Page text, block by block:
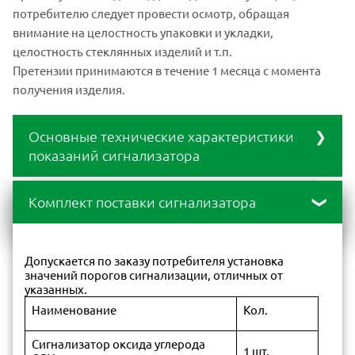
потребителю следует провести осмотр, обращая
внимание на целостность упаковки и укладки,
целостность стеклянных изделий и т.п.
Претензии принимаются в течение 1 месяца с момента
получения изделия.
Основные технические характеристики
показаний сигнализатора
технические
характеристики:
Характеристики Значения Примечание
Стандартная
установка
Комплект поставки сигнализатора
Допускается по заказу потребителя установка
значений порогов сигнализации, отличных от
указанных.
Наименование
Кол.
Сигнализатор оксида углерода
1 шт.